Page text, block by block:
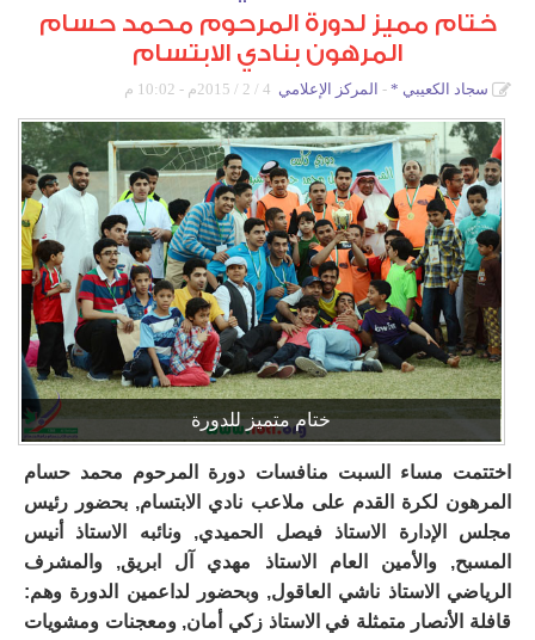
دورات كروية
دورة الصواري
بطولة أم الحمام المفتوحة للتنس
دورة أشبال التحدي
دورات كشافة الولاية
دورة كرة القدم الرمضانية الاولى لدرجة البراعم
ختام مميز لدورة المرحوم محمد حسام
المرهون بنادي الابتسام
سجاد الكعيبي * المركز الإعلامي 4 / 2 / 2015م - 10:02 م
ختام متميز للدورة
اختتمت مساء السبت منافسات دورة المرحوم محمد حسام
المرهون لكرة القدم على ملاعب نادي الابتسام, بحضور رئيس
مجلس الإدارة الاستاذ فيصل الحميدي, ونائبه الاستاذ أنيس
المسبح, والأمين العام الاستاذ مهدي آل ابريق, والمشرف
الرياضي الاستاذ ناشي العاقول, وبحضور لداعمين الدورة وهم:
قافلة الأنصار متمثلة في الاستاذ زكي أمان, ومعجنات ومشويات